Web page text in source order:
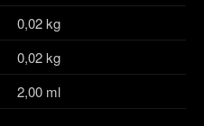
0,02 kg
0,02kg
2,00 ml